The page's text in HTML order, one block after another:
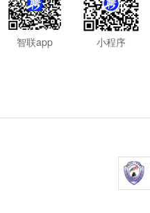
智联app 小程序